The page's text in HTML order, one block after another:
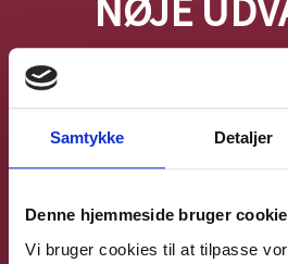
Samtykke Detaljer
Denne hjemmeside bruger
Vi bruger cookies til at tilpasse